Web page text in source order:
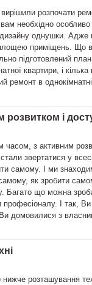
розпочати
необхідно особливо
однушки. Адже
приміщень. Що
підготовлений
квартири, і
ремонт в
розвитком і
часом, з активним
звертатися у
самому. І ми
як зробити
Багато що можна
професіоналу. І так,
домовилися з
розташування